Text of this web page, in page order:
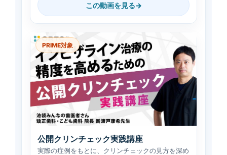
この動画を見る
PRIME対象
公開クリンチェック実践講座
実際の症例をもとに、クリンチェックの見方を深め